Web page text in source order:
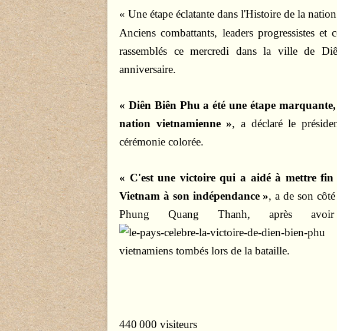
« Une étape éclatante dans l'Histoire de la
Anciens combattants, leaders progressistes et
rassemblés ce mercredi dans la ville de
anniversaire.
« Diên Biên Phu a été une étape
nation vietnamienne », a déclaré le
cérémonie colorée.
« C'est une victoire qui a aidé à mettre fin
Vietnam à son indépendance », a de son
Phung Quang Thanh, après
vietnamiens tombés lors de la bataille.
440 000 visiteurs